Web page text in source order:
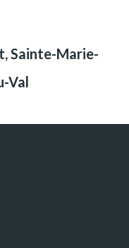
Sainte-Marie-
Val